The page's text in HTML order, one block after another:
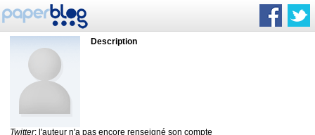
Description
Twitter: l'auteur n'a pas encore renseigné son compte